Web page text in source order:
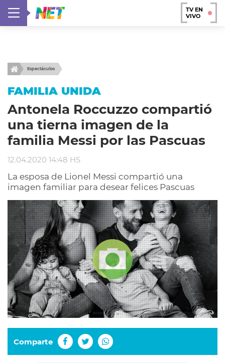
TV EN
VIVO
Espectáculos
FAMILIA UNIDA
Antonela Roccuzzo compartió
una tierna imagen de la
familia Messi por las Pascuas
12.04.2020 14:48 HS
La esposa de Lionel Messi compartió una
imagen familiar para desear felices Pascuas
Comparte